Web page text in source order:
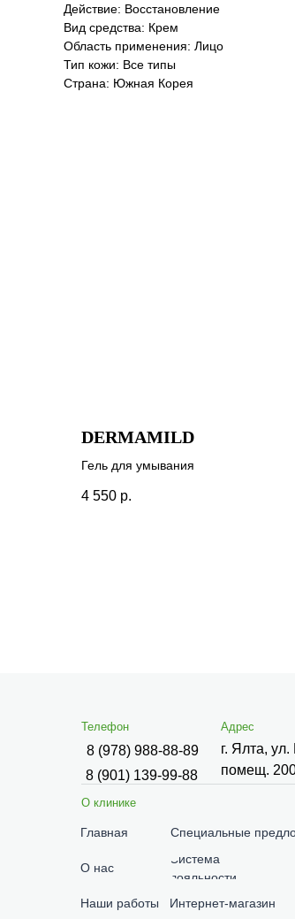
Действие: Восстановление
Вид средства: Крем
Область применения: Лицо
Тип кожи: Все типы
Страна: Южная Корея
DERMAMILD
Гель для умывания
4 550 р.
Телефон Адрес
г. Ялта,
помещ.
О клинике
Главная
Наши работы
О нас
Специальные
Интернет-магазин
Система
лояльности
8 (978) 988-88-89
8 (901) 139-99-88